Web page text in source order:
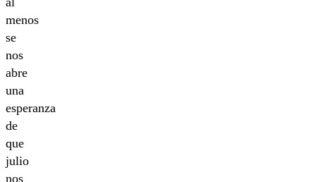
menos
se
nos
abre
una
esperanza
de
que
julio
nos